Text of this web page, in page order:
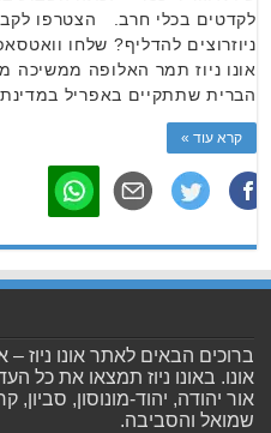
לקדטים בכלי חרב. הצטרפו
ניוזרוצים להדליף? שלחו
אונו ניוז תמר האלופה ממשיכה
הברית שתתקיים באפריל
קרא עוד »
ברוכים הבאים לאתר אונו
אונו. באונו ניוז תמצאו את כל
אור יהודה, יהוד-מונוסון, סביון,
שמואל והסביבה.